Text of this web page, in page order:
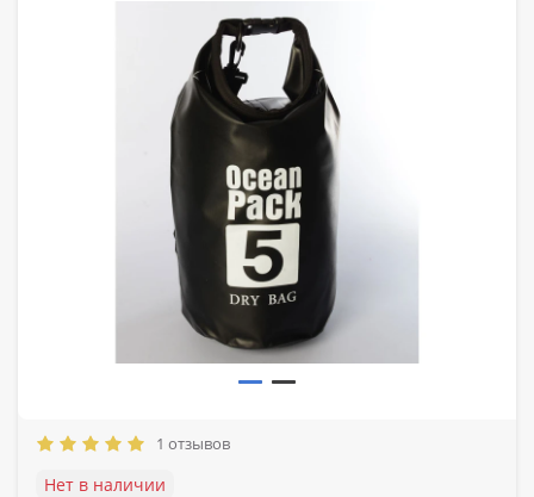
1 отзывов
Нет в наличии